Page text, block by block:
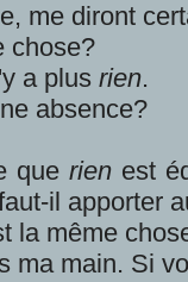
me diront
chose?
a plus rien.
absence?
que rien est
il apporter
la même
ma main. Si